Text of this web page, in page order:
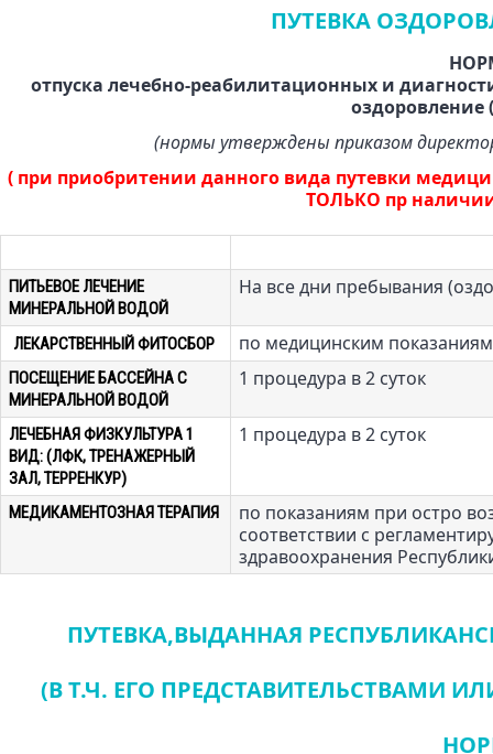
ПУТЕВКА
отпуска лечебно-реабилитационных и
оздоровление
(нормы утверждены приказом
( при приобритении данного вида путевки
ТОЛЬКО пр
ПИТЬЕВОЕ ЛЕЧЕНИЕ
МИНЕРАЛЬНОЙ ВОДОЙ
На все дни пребывания
ЛЕКАРСТВЕННЫЙ ФИТОСБОР по медицинским показаниям
ПОСЕЩЕНИЕ БАССЕЙНА С
МИНЕРАЛЬНОЙ ВОДОЙ
1 процедура в 2 суток
ЛЕЧЕБНАЯ ФИЗКУЛЬТУРА 1
ВИД: (ЛФК, ТРЕНАЖЕРНЫЙ
ЗАЛ, ТЕРРЕНКУР)
1 процедура в 2 суток
МЕДИКАМЕНТОЗНАЯ ТЕРАПИЯ
по показаниям при остро
соответствии с
здравоохранения
ПУТЕВКА,ВЫДАННАЯ
(В Т.Ч. ЕГО ПРЕДСТАВИТЕЛЬСТВАМИ